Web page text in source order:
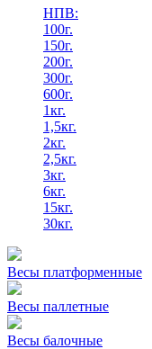
НПВ:
100г.
150г.
200г.
300г.
600г.
1кг.
1,5кг.
2кг.
2,5кг.
3кг.
6кг.
15кг.
30кг.
Весы платформенные
Весы паллетные
Весы балочные